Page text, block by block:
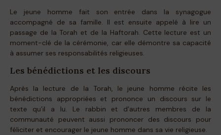
Le jeune homme fait son entrée dans la synagogue
accompagné de sa famille. Il est ensuite appelé à lire un
passage de la Torah et de la Haftorah. Cette lecture est un
moment-clé de la cérémonie, car elle démontre sa capacité
à assumer ses responsabilités religieuses.
Les bénédictions et les discours
Après la lecture de la Torah, le jeune homme récite les
bénédictions appropriées et prononce un discours sur le
texte qu’il a lu. Le rabbin et d’autres membres de la
communauté peuvent aussi prononcer des discours pour
féliciter et encourager le jeune homme dans sa vie religieuse.